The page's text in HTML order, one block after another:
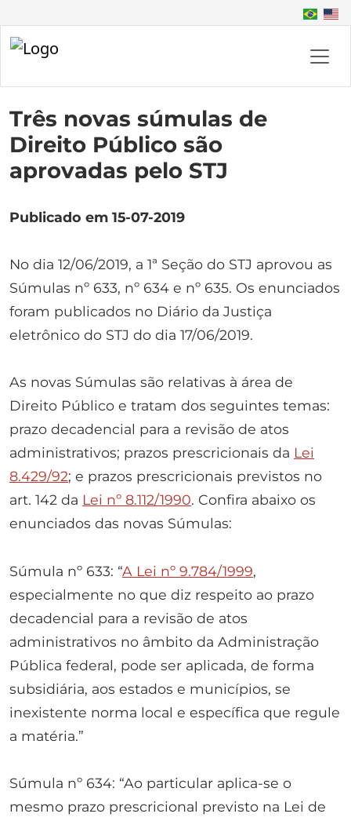
Três novas súmulas de
Direito Público são
aprovadas pelo STJ
Publicado em 15-07-2019
No dia 12/06/2019, a 1ª Seção do STJ aprovou as
Súmulas nº 633, nº 634 e nº 635. Os enunciados
foram publicados no Diário da Justiça
eletrônico do STJ do dia 17/06/2019.
As novas Súmulas são relativas à área de
Direito Público e tratam dos seguintes temas:
prazo decadencial para a revisão de atos
administrativos; prazos prescricionais da Lei
8.429/92; e prazos prescricionais previstos no
art. 142 da Lei nº 8.112/1990. Confira abaixo os
enunciados das novas Súmulas:
Súmula nº 633: “A Lei nº 9.784/1999,
especialmente no que diz respeito ao prazo
decadencial para a revisão de atos
administrativos no âmbito da Administração
Pública federal, pode ser aplicada, de forma
subsidiária, aos estados e municípios, se
inexistente norma local e específica que regule
a matéria.”
Súmula nº 634: “Ao particular aplica-se o
mesmo prazo prescricional previsto na Lei de